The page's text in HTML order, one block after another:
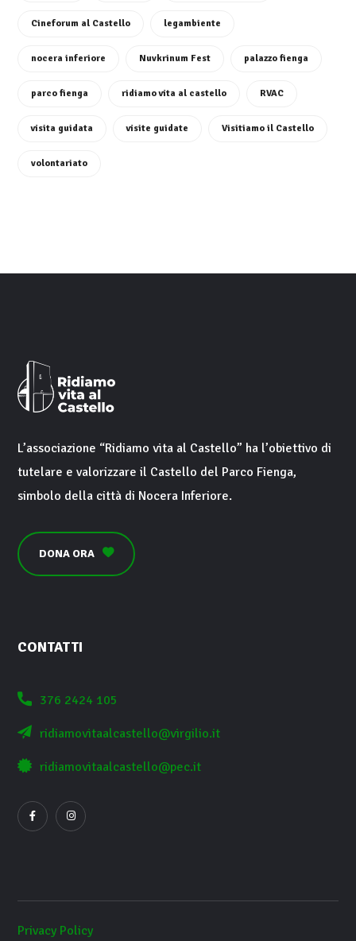
Cineforum al Castello legambiente
nocera inferiore Nuvkrinum Fest palazzo fienga
parco fienga ridiamo vita al castello RVAC
visita guidata visite guidate Visitiamo il Castello
volontariato
L’associazione “Ridiamo vita al Castello” ha l’obiettivo di
tutelare e valorizzare il Castello del Parco Fienga,
simbolo della città di Nocera Inferiore.
DONA ORA
CONTATTI
376 2424 105
ridiamovitaalcastello@virgilio.it
ridiamovitaalcastello@pec.it
Privacy Policy